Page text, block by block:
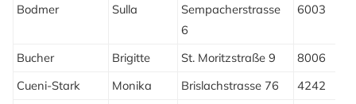
Bodmer Sulla
Sempacherstrasse
6
6003
Bucher Brigitte St. Moritzstraße 9 8006
Cueni-Stark
Monika Brislachstrasse 76 4242